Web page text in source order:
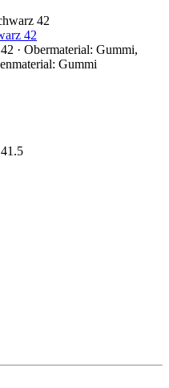
42
· Obermaterial: Gummi,
Gummi